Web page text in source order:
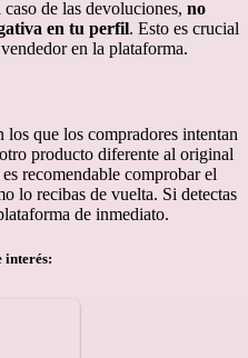
de las devoluciones, no
en tu perfil. Esto es crucial
en la plataforma.
los que los compradores intentan
producto diferente al original
recomendable comprobar el
lo recibas de vuelta. Si detectas
de inmediato.
interés: